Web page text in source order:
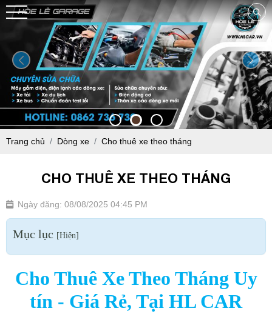
Trang chủ Dòng xe Cho thuê xe theo tháng
CHO THUÊ XE THEO THÁNG
Ngày đăng: 08/08/2025 04:45 PM
Mục lục [Hiện]
Cho Thuê Xe Theo Tháng Uy
tín - Giá Rẻ, Tại HL CAR